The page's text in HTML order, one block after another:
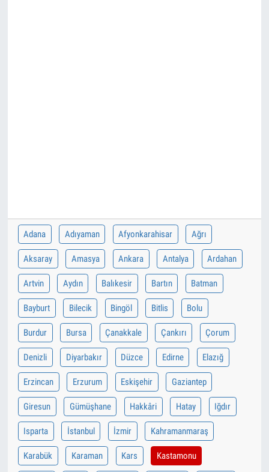
Adana Adıyaman Afyonkarahisar Ağrı
Aksaray Amasya Ankara Antalya Ardahan
Artvin Aydın Balıkesir Bartın Batman
Bayburt Bilecik Bingöl Bitlis Bolu
Burdur Bursa Çanakkale Çankırı Çorum
Denizli Diyarbakır Düzce Edirne Elazığ
Erzincan Erzurum Eskişehir Gaziantep
Giresun Gümüşhane Hakkâri Hatay Iğdır
Isparta İstanbul İzmir Kahramanmaraş
Karabük Karaman Kars Kastamonu